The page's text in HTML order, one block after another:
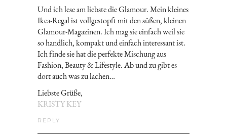
Und ich lese am liebste die Glamour. Mein kleines
Ikea-Regal ist vollgestopft mit den süßen, kleinen
Glamour-Magazinen. Ich mag sie einfach weil sie
so handlich, kompakt und einfach interessant ist.
Ich finde sie hat die perfekte Mischung aus
Fashion, Beauty & Lifestyle. Ab und zu gibt es
dort auch was zu lachen…
Liebste Grüße,
KRISTY KEY
REPLY